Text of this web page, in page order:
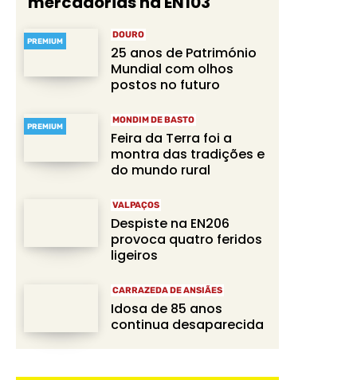
PREMIUM
DOURO
25 anos de Património
Mundial com olhos
postos no futuro
PREMIUM
MONDIM DE BASTO
Feira da Terra foi a
montra das tradições e
do mundo rural
VALPAÇOS
Despiste na EN206
provoca quatro feridos
ligeiros
CARRAZEDA DE ANSIÃES
Idosa de 85 anos
continua desaparecida